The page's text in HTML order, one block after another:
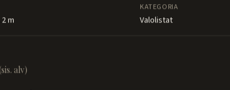
m
KATEGORIA
Valolistat
alv)